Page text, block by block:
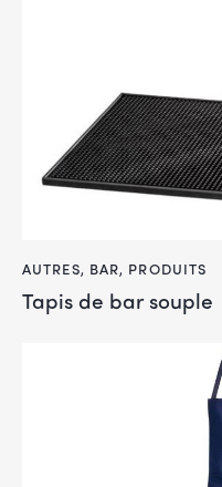
AUTRES, BAR, PRODUITS
Tapis de bar souple